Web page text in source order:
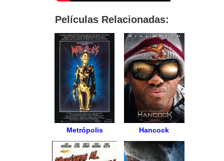
Películas Relacionadas:
Metrópolis Hancock